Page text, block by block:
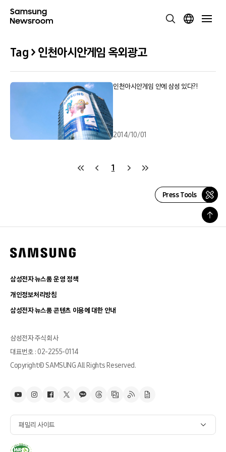
Tag > 인천아시안게임 옥외광고
인천아시안게임 안에 삼성 있다?!
2014/10/01
1
Press Tools
삼성전자 뉴스룸 운영 정책
개인정보처리방침
삼성전자 뉴스룸 콘텐츠 이용에 대한 안내
삼성전자 주식회사
대표번호 : 02-2255-0114
Copyright© SAMSUNG All Rights Reserved.
패밀리 사이트